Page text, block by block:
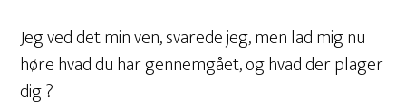
Jeg ved det min ven, svarede jeg, men lad mig nu
høre hvad du har gennemgået, og hvad der plager
dig ?